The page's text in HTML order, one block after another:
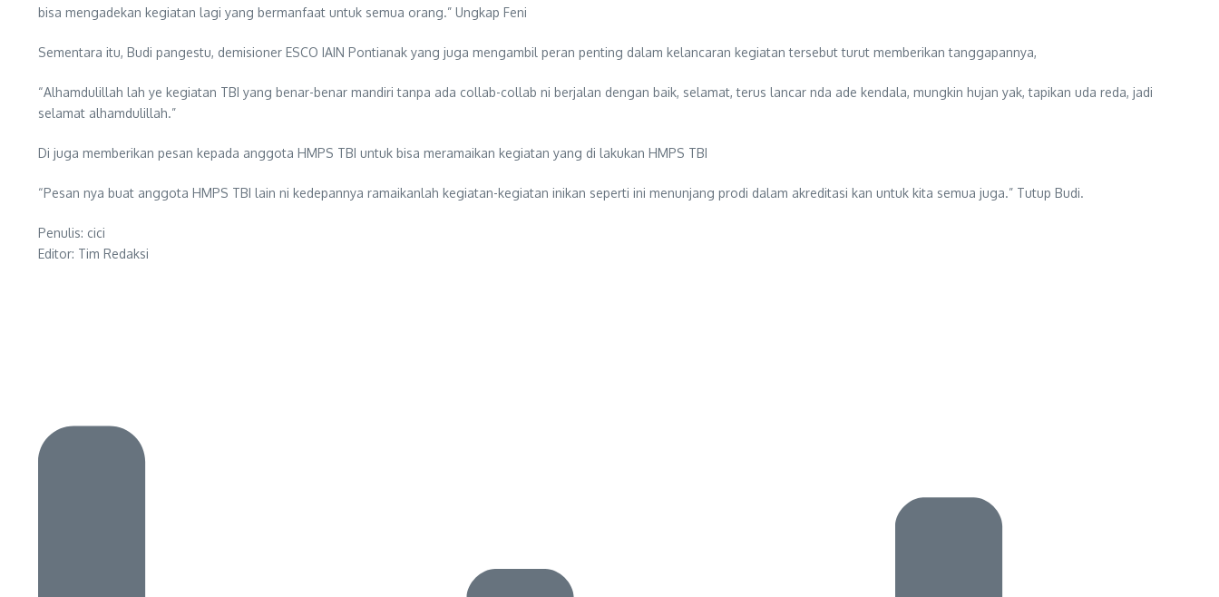
bisa mengadekan kegiatan lagi yang bermanfaat untuk semua orang.” Ungkap Feni
Sementara itu, Budi pangestu, demisioner ESCO IAIN Pontianak yang juga mengambil peran penting dalam kelancaran kegiatan tersebut turut memberikan tanggapannya,
“Alhamdulillah lah ye kegiatan TBI yang benar-benar mandiri tanpa ada collab-collab ni berjalan dengan baik, selamat, terus lancar nda ade kendala, mungkin hujan yak, tapikan uda reda, jadi
selamat alhamdulillah.”
Di juga memberikan pesan kepada anggota HMPS TBI untuk bisa meramaikan kegiatan yang di lakukan HMPS TBI
“Pesan nya buat anggota HMPS TBI lain ni kedepannya ramaikanlah kegiatan-kegiatan inikan seperti ini menunjang prodi dalam akreditasi kan untuk kita semua juga.” Tutup Budi.
Penulis: cici
Editor: Tim Redaksi